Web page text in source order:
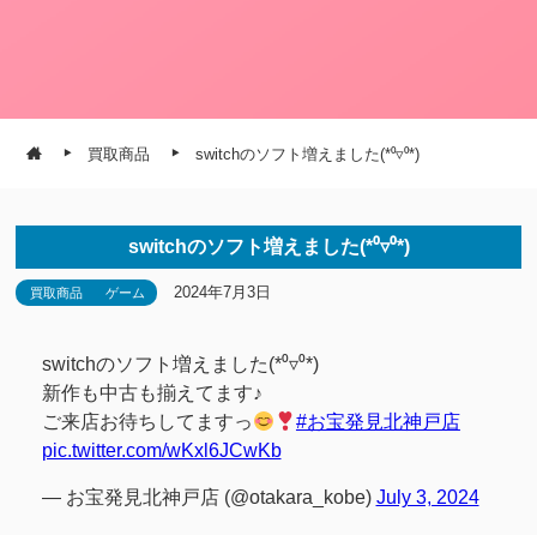
買取商品 switchのソフト増えました(*⁰▿⁰*)
switchのソフト増えました(*⁰▿⁰*)
買取商品 ゲーム 2024年7月3日
switchのソフト増えました(*⁰▿⁰*)
新作も中古も揃えてます♪
ご来店お待ちしてますっ
#お宝発見北神戸店
pic.twitter.com/wKxl6JCwKb
— お宝発見北神戸店 (@otakara_kobe) July 3, 2024